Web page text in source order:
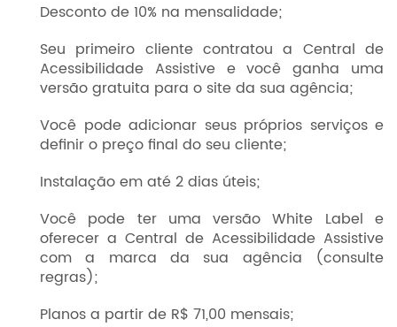
Desconto de 10% na mensalidade;
Seu primeiro cliente contratou a Central de
Acessibilidade Assistive e você ganha uma
versão gratuita para o site da sua agência;
Você pode adicionar seus próprios serviços e
definir o preço final do seu cliente;
Instalação em até 2 dias úteis;
Você pode ter uma versão White Label e
oferecer a Central de Acessibilidade Assistive
com a marca da sua agência (consulte
regras);
Planos a partir de R$ 71,00 mensais;